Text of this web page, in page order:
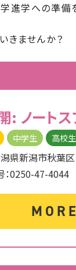
進学への準備
きませんか？
: ノートス
中学生 高校生
潟県新潟市秋葉
：0250-47-4044
MORE